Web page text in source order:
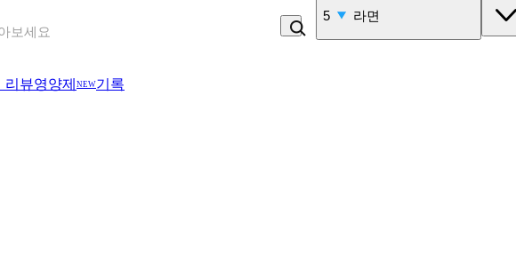
보세요
6 김밥
리뷰영양제 NEW기록